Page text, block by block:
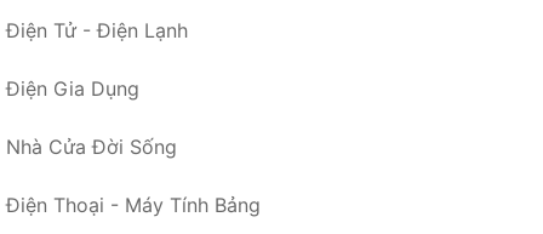
Điện Tử - Điện Lạnh
Điện Gia Dụng
Nhà Cửa Đời Sống
Điện Thoại - Máy Tính Bảng